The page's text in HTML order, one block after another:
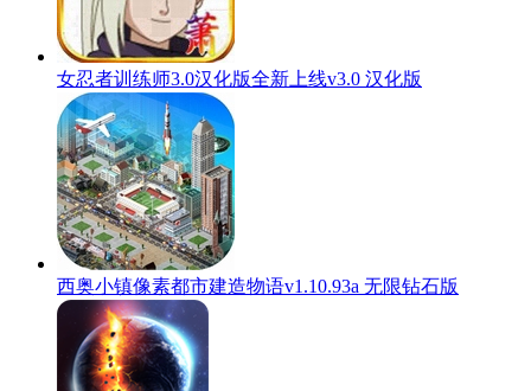
女忍者训练师3.0汉化版全新上线v3.0 汉化版
西奥小镇像素都市建造物语v1.10.93a 无限钻石版